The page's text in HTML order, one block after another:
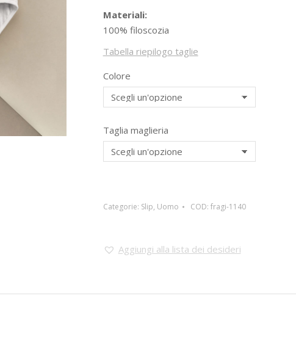
Materiali:
100% filoscozia
Tabella riepilogo taglie
Colore
Taglia maglieria
Categorie: Slip, Uomo COD: fragi-1140
Aggiungi alla lista dei desideri